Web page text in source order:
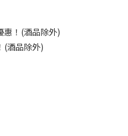
惠！(酒品除外)
(酒品除外)